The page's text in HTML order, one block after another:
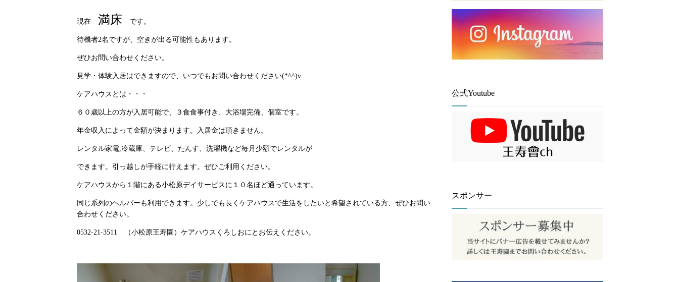
現在 満床 です。
待機者2名ですが、空きが出る可能性もあります。
ぜひお問い合わせください。
見学・体験入居はできますので、いつでもお問い合わせください(*^^)v
ケアハウスとは・・・
６０歳以上の方が入居可能で、３食食事付き、大浴場完備、個室です。
年金収入によって金額が決まります。入居金は頂きません。
レンタル家電,冷蔵庫、テレビ、たんす、洗濯機など毎月少額でレンタルが
できます。引っ越しが手軽に行えます。ぜひご利用ください。
ケアハウスから１階にある小松原デイサービスに１０名ほど通っています。
同じ系列のヘルパーも利用できます。少しでも長くケアハウスで生活をしたいと希望されている方、ぜひお問い
合わせください。
0532-21-3511 （小松原王寿園）ケアハウスくろしおにとお伝えください。
公式Youtube
スポンサー